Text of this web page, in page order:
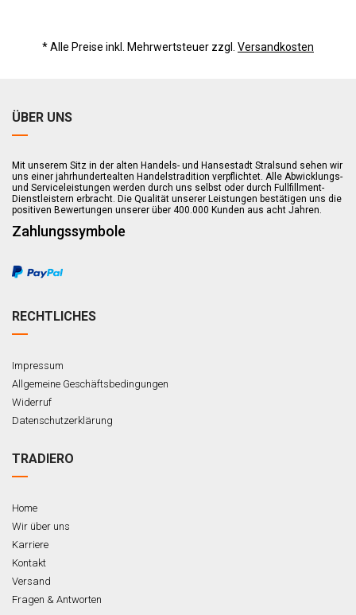
* Alle Preise inkl. Mehrwertsteuer zzgl. Versandkosten
ÜBER UNS
Mit unserem Sitz in der alten Handels- und Hansestadt Stralsund sehen wir
uns einer jahrhundertealten Handelstradition verpflichtet. Alle Abwicklungs-
und Serviceleistungen werden durch uns selbst oder durch Fullfillment-
Dienstleistern erbracht. Die Qualität unserer Leistungen bestätigen uns die
positiven Bewertungen unserer über 400.000 Kunden aus acht Jahren.
Zahlungssymbole
RECHTLICHES
Impressum
Allgemeine Geschäftsbedingungen
Widerruf
Datenschutzerklärung
TRADIERO
Home
Wir über uns
Karriere
Kontakt
Versand
Fragen & Antworten